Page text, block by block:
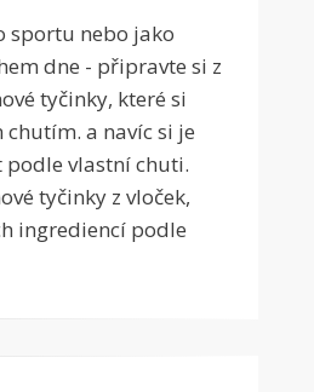
sportu nebo jako
dne - připravte si z
tyčinky, které si
a navíc si je
vlastní chuti.
tyčinky z vloček,
ingrediencí podle